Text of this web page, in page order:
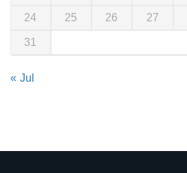
24 25 26 27
31
« Jul